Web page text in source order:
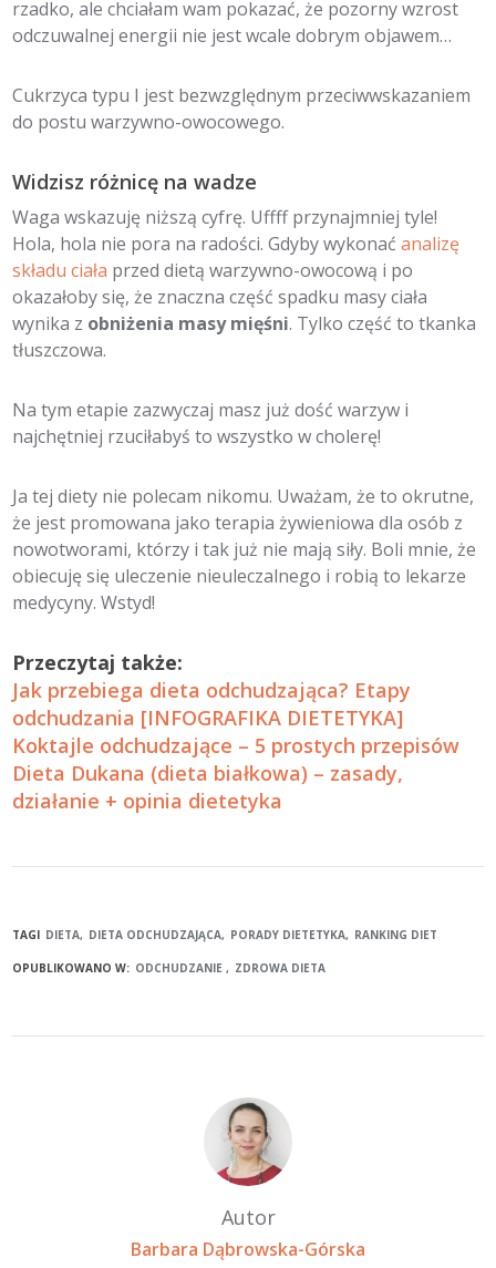
rzadko, ale chciałam wam pokazać, że pozorny wzrost
odczuwalnej energii nie jest wcale dobrym objawem…
Cukrzyca typu I jest bezwzględnym przeciwwskazaniem
do postu warzywno-owocowego.
Widzisz różnicę na wadze
Waga wskazuję niższą cyfrę. Uffff przynajmniej tyle!
Hola, hola nie pora na radości. Gdyby wykonaćanalizę
składu ciała przed dietą warzywno-owocową i po
okazałoby się, że znaczna część spadku masy ciała
wynika z obniżenia masy mięśni. Tylko część to tkanka
tłuszczowa.
Na tym etapie zazwyczaj masz już dość warzyw i
najchętniej rzuciłabyś to wszystko w cholerę!
Ja tej diety nie polecam nikomu. Uważam, że to okrutne,
że jest promowana jako terapia żywieniowa dla osób z
nowotworami, którzy i tak już nie mają siły. Boli mnie, że
obiecuję się uleczenie nieuleczalnego i robią to lekarze
medycyny. Wstyd!
Przeczytaj także:
Jak przebiega dieta odchudzająca? Etapy
odchudzania [INFOGRAFIKA DIETETYKA]
Koktajle odchudzające – 5 prostych przepisów
Dieta Dukana (dieta białkowa) – zasady,
działanie + opinia dietetyka
TAGI DIETA DIETA ODCHUDZAJĄCA PORADY DIETETYKA RANKING DIET
OPUBLIKOWANO W: ODCHUDZANIE ZDROWA DIETA
Autor
Barbara Dąbrowska-Górska